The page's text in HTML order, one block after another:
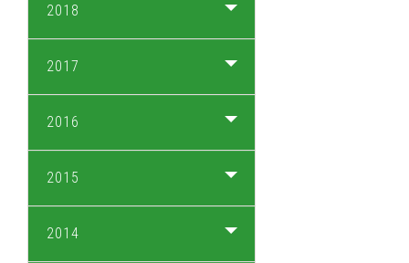
2018
2017
2016
2015
2014